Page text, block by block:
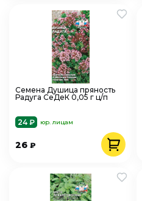
Семена Душица пряность
Радуга СеДеК 0,05 г ц/п
24 ₽ юр. лицам
26 ₽